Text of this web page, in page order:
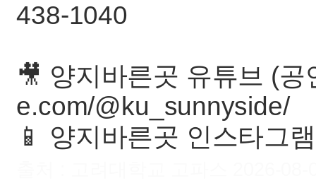
438-1040
🎥 양지바른곳 유튜브 (
e.com/@ku_sunnyside/
📱 양지바른곳 인스타그